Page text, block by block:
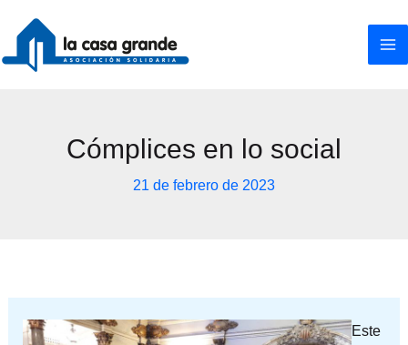
contenido
Cómplices en lo social
21 de febrero de 2023
Este